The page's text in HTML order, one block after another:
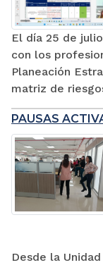
El día 25 de
con los
Planeación
matriz de
PAUSAS
Desde la